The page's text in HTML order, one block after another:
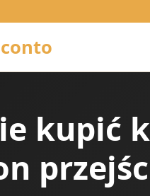
kupić